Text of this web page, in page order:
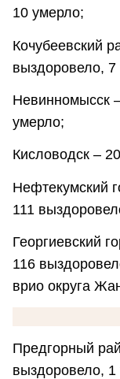
10 умерло;
Кочубеевский
выздоровело, 7
Невинномысск
умерло;
Кисловодск –
Нефтекумский
111
Георгиевский
116
врио округа
Предгорный
выздоровело, 1